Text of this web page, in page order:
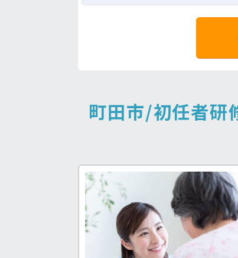
町田市/初任者研
病院の好条件求人！
看護助手の経験を積みたい方も！